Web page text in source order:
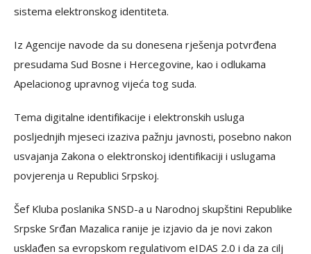
sistema elektronskog identiteta.
Iz Agencije navode da su donesena rješenja potvrđena
presudama Sud Bosne i Hercegovine, kao i odlukama
Apelacionog upravnog vijeća tog suda.
Tema digitalne identifikacije i elektronskih usluga
posljednjih mjeseci izaziva pažnju javnosti, posebno nakon
usvajanja Zakona o elektronskoj identifikaciji i uslugama
povjerenja u Republici Srpskoj.
Šef Kluba poslanika SNSD-a u Narodnoj skupštini Republike
Srpske Srđan Mazalica ranije je izjavio da je novi zakon
usklađen sa evropskom regulativom eIDAS 2.0 i da za cilj